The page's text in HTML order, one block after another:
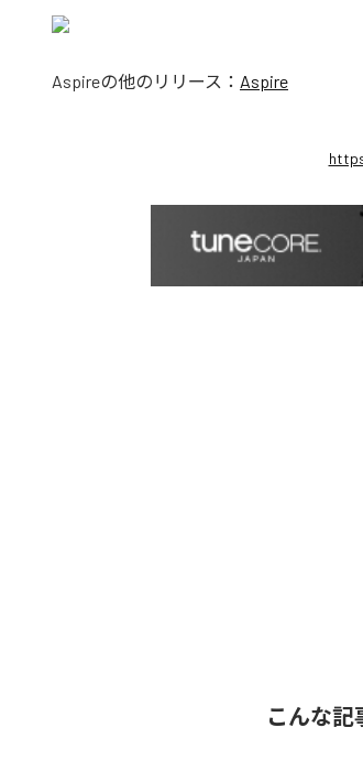
Aspireの他のリリース： Aspire
こんな記